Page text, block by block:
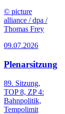
© picture
alliance / dpa /
Thomas Frey
09.07.2026
Plenarsitzung
89. Sitzung,
TOP 8, ZP 4:
Bahnpolitik,
Tempolimit